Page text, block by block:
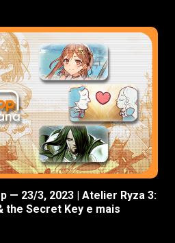
— 23/3, 2023 | Atelier Ryza 3:
the Secret Key e mais